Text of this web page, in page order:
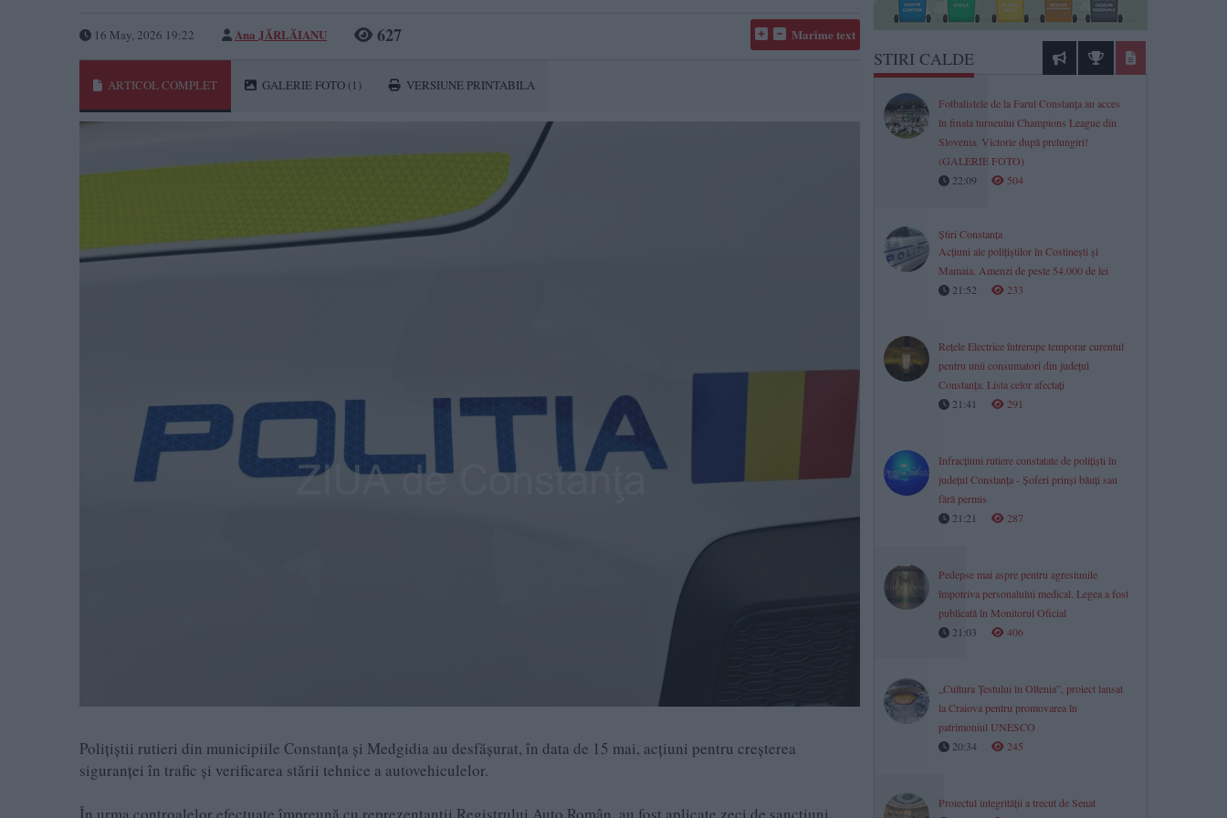
16 May, 2026 19:22 Ana JĂRLĂIANU 627 Marime text
ARTICOL COMPLET GALERIE FOTO (1) VERSIUNE PRINTABILA
Polițiștii rutieri din municipiile Constanța și Medgidia au desfășurat, în data de 15 mai, acțiuni pentru creșterea
siguranței în trafic și verificarea stării tehnice a autovehiculelor.
În urma controalelor efectuate împreună cu reprezentanții Registrului Auto Român, au fost aplicate zeci de sancțiuni
STIRI CALDE
Fotbalistele de la Farul Constanța au acces
în finala turneului Champions League din
Slovenia. Victorie după prelungiri!
(GALERIE FOTO)
22:09
504
Știri Constanța
Acțiuni ale polițiștilor în Costinești și
Mamaia. Amenzi de peste 54.000 de lei
21:52
233
Rețele Electrice întrerupe temporar curentul
pentru unii consumatori din județul
Constanța. Lista celor afectați
21:41
291
Infracțiuni rutiere constatate de polițiști în
județul Constanța - Șoferi prinși băuți sau
fără permis
21:21
287
Pedepse mai aspre pentru agresiunile
împotriva personalului medical. Legea a fost
publicată în Monitorul Oficial
21:03
406
„Cultura Țestului în Oltenia”, proiect lansat
la Craiova pentru promovarea în
patrimoniul UNESCO
20:34
245
Proiectul integrității a trecut de Senat